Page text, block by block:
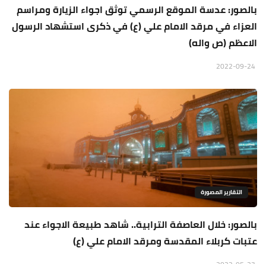
بالصور: عدسة الموقع الرسمي توثق اجواء الزيارة ومراسم
العزاء في مرقد الامام علي (ع) في ذكرى استشهاد الرسول
الاعظم (ص واله)
التقارير المصورة
بالصور: خلال العاصفة الترابية.. شاهد طبيعة الاجواء عند
عتبات كربلاء المقدسة ومرقد الامام علي (ع)